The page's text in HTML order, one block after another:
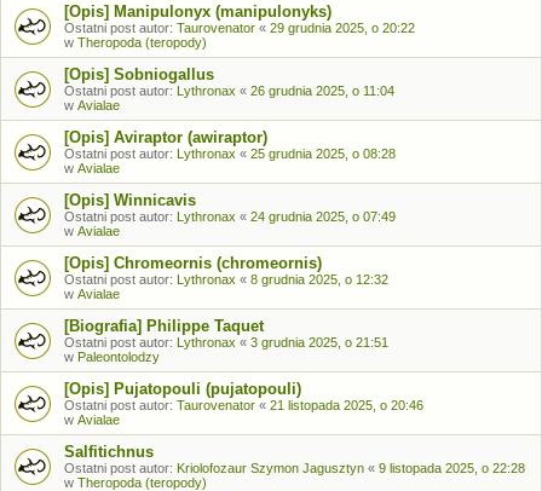
[Opis] Manipulonyx (manipulonyks)
Ostatni post autor: Taurovenator « 29 grudnia 2025, o 20:22
w Theropoda (teropody)
[Opis] Sobniogallus
Ostatni post autor: Lythronax « 26 grudnia 2025, o 11:04
w Avialae
[Opis] Aviraptor (awiraptor)
Ostatni post autor: Lythronax « 25 grudnia 2025, o 08:28
w Avialae
[Opis] Winnicavis
Ostatni post autor: Lythronax « 24 grudnia 2025, o 07:49
w Avialae
[Opis] Chromeornis (chromeornis)
Ostatni post autor: Lythronax « 8 grudnia 2025, o 12:32
w Avialae
[Biografia] Philippe Taquet
Ostatni post autor: Lythronax « 3 grudnia 2025, o 21:51
w Paleontolodzy
[Opis] Pujatopouli (pujatopouli)
Ostatni post autor: Taurovenator « 21 listopada 2025, o 20:46
w Avialae
Salfitichnus
Ostatni post autor: Kriolofozaur Szymon Jagusztyn « 9 listopada 2025, o 22:28
w Theropoda (teropody)